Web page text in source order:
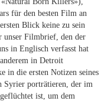
für den besten Film an
Blick keine zu sein
unser Filmbrief, den der
in Englisch verfasst hat
in Detroit
in die ersten Notizen seines
Syrier porträtieren, der im
ist, um dem